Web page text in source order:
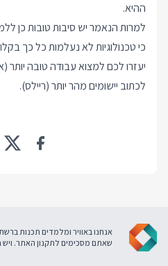
ההיא.
למרות הנאמר יש סיבות טובות כן
לכתוב יישומים מהר יותר (ריילס).
שאתם מסכימים לתקנון האתר. ויש